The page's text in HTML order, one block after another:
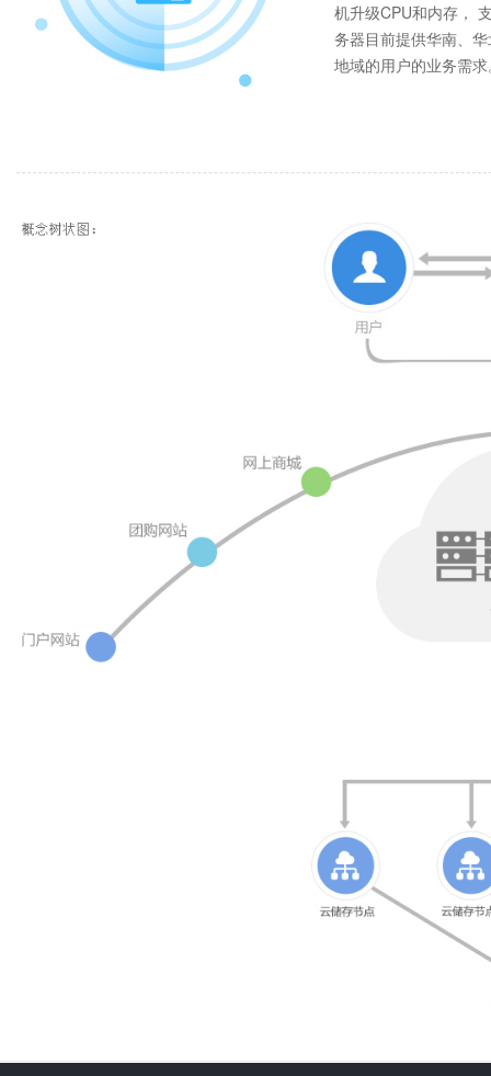
机升级CPU和内存，
务器目前提供华南、
地域的用户的业务需